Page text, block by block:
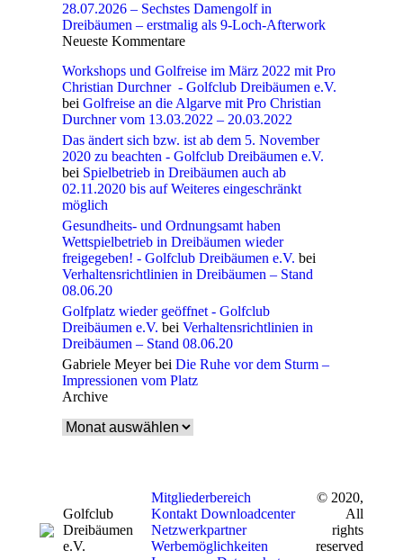
28.07.2026 – Sechstes Damengolf in
Dreibäumen – erstmalig als 9-Loch-Afterwork
Neueste Kommentare
Workshops und Golfreise im März 2022 mit Pro
Christian Durchner - Golfclub Dreibäumen e.V.
bei Golfreise an die Algarve mit Pro Christian
Durchner vom 13.03.2022 – 20.03.2022
Das ändert sich bzw. ist ab dem 5. November
2020 zu beachten - Golfclub Dreibäumen e.V.
bei Spielbetrieb in Dreibäumen auch ab
02.11.2020 bis auf Weiteres eingeschränkt
möglich
Gesundheits- und Ordnungsamt haben
Wettspielbetrieb in Dreibäumen wieder
freigegeben! - Golfclub Dreibäumen e.V. bei
Verhaltensrichtlinien in Dreibäumen – Stand
08.06.20
Golfplatz wieder geöffnet - Golfclub
Dreibäumen e.V. bei Verhaltensrichtlinien in
Dreibäumen – Stand 08.06.20
Gabriele Meyerbei Die Ruhe vor dem Sturm –
Impressionen vom Platz
Archive
Archive
Golfclub
Dreibäumen
e.V.
Mitgliederbereich
Kontakt Downloadcenter
Netzwerkpartner
Werbemöglichkeiten
© 2020,
All
rights
reserved